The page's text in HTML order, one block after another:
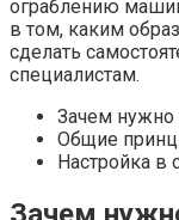
ограблению
в том, каким
сделать
специалистам.
Зачем
Общие
Настройка в